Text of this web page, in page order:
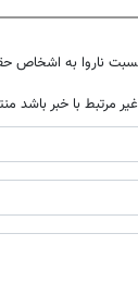
ناروا به اشخاص
مرتبط با خبر باشد